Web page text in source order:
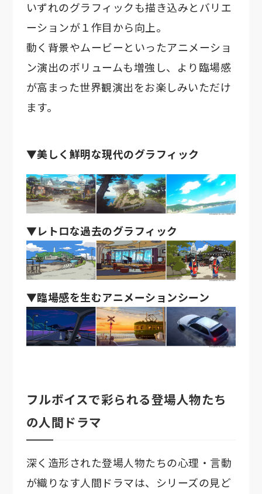
いずれのグラフィックも描き込みとバリエ
ーションが１作目から向上。
動く背景やムービーといったアニメーショ
ン演出のボリュームも増強し、より臨場感
が高まった世界観演出をお楽しみいただけ
ます。
▼美しく鮮明な現代のグラフィック
▼レトロな過去のグラフィック
▼臨場感を生むアニメーションシーン
フルボイスで彩られる登場人物たち
の人間ドラマ
深く造形された登場人物たちの心理・言動
が織りなす人間ドラマは、シリーズの見ど